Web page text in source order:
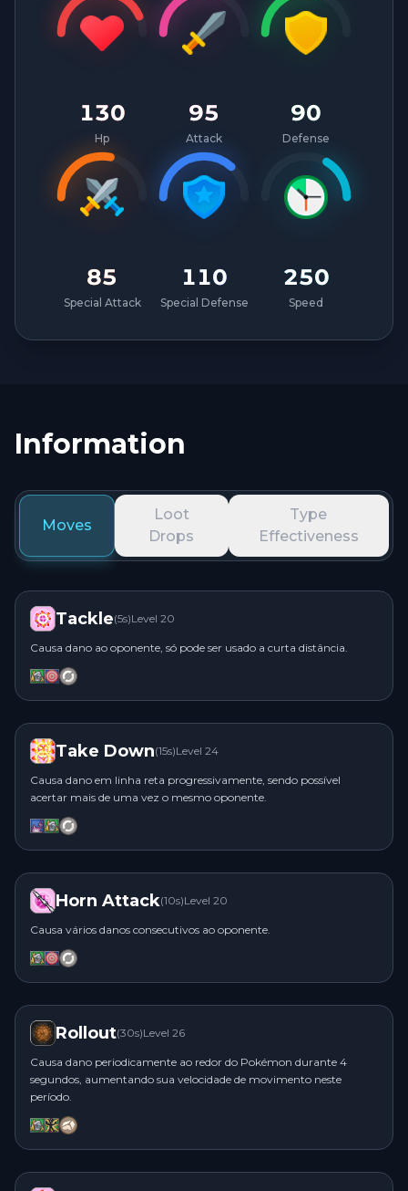
130
Hp
95
Attack
90
Defense
85
Special Attack
110
Special Defense
250
Speed
Information
Moves
Loot
Drops
Type
Effectiveness
Tackle(5s)Level 20
Causa dano ao oponente, só pode ser usado a curta distância.
Take Down(15s)Level 24
Causa dano em linha reta progressivamente, sendo possível
acertar mais de uma vez o mesmo oponente.
Horn Attack(10s)Level 20
Causa vários danos consecutivos ao oponente.
Rollout(30s)Level 26
Causa dano periodicamente ao redor do Pokémon durante 4
segundos, aumentando sua velocidade de movimento neste
período.